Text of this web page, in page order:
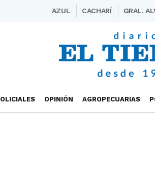
AZUL CACHARÍ GRAL.
OPINIÓN AGROPECUARIAS